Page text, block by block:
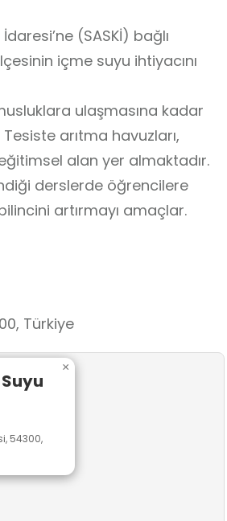
(SASKİ) bağlı
içme suyu ihtiyacını
ulaşmasına kadar
alan yer almaktadır.
derslerde öğrencilere
artırmayı amaçlar.
Türkiye
54300,
×